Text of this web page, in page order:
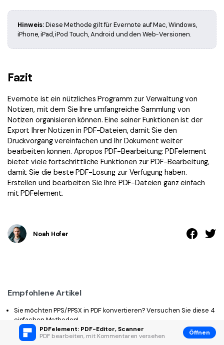
PDFelement: PDF-Editor, Scanner
PDF bearbeiten, mit Kommentaren versehen
Öffnen
Hinweis:Diese Methode gilt für Evernote auf Mac, Windows,
iPhone, iPad, iPod Touch, Android und den Web-Versionen.
Fazit
Evernote ist ein nützliches Programm zur Verwaltung von
Notizen, mit dem Sie Ihre umfangreiche Sammlung von
Notizen organisieren können. Eine seiner Funktionen ist der
Export Ihrer Notizen in PDF-Dateien, damit Sie den
Druckvorgang vereinfachen und Ihr Dokument weiter
bearbeiten können. Apropos PDF-Bearbeitung: PDFelement
bietet viele fortschrittliche Funktionen zur PDF-Bearbeitung,
damit Sie die beste PDF-Lösung zur Verfügung haben.
Erstellen und bearbeiten Sie Ihre PDF-Dateien ganz einfach
mit PDFelement.
Noah Hofer
Empfohlene Artikel
Sie möchten PPS/PPSX in PDF konvertieren? Versuchen Sie diese 4
einfachen Methoden!
5 wirksame Tools zum Konvertieren von PPTM in PDF